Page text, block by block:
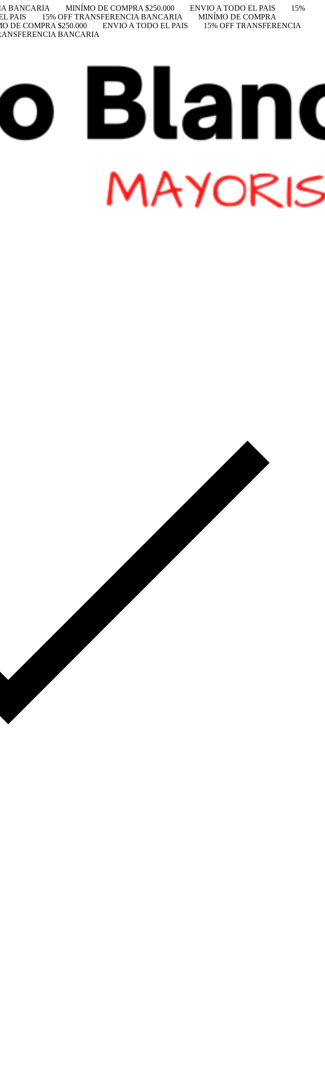
BANCARIA MINÍMO DE COMPRA $250.000 ENVIO A TODO EL PAIS
15%
PAIS 15% OFF TRANSFERENCIA BANCARIA
MINÍMO DE COMPRA
DE COMPRA $250.000 ENVIO A TODO EL PAIS
15% OFF TRANSFERENCIA
BANCARIA